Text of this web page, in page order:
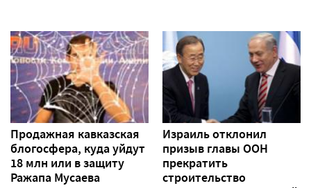
Продажная кавказская
блогосфера, куда уйдут
18 млн или в защиту
Ражапа Мусаева
Израиль отклонил
призыв главы ООН
прекратить
строительство